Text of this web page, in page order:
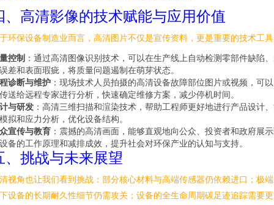
、高清影像的技术赋能与应用价值
环保设备制造业而言，高清图片不仅是宣传资料，更是重要的技术工
控制 ：通过高清图像识别技术，可以在生产线上自动检测零部件缺陷
差和表面瑕疵，将质量问题遏制在萌芽状态。
诊断与维护 ：现场技术人员拍摄的高清设备故障部位图片或视频，可
送给远程专家进行分析，快速确定维修方案，减少停机时间。
与研发 ：高清三维扫描和渲染技术，帮助工程师更好地进行产品设计
拟和应力分析，优化设备结构。
宣传与教育 ：震撼的高清画面，能够直观地向公众、投资者和政府展
备的工作原理和减排成效，提升社会对环保产业的认知与支持。
、挑战与未来展望
视角也让我们看到挑战：部分核心材料与高端传感器仍依赖进口；极
设备的长期耐久性细节仍需攻关；设备的全生命周期碳足迹追踪需要